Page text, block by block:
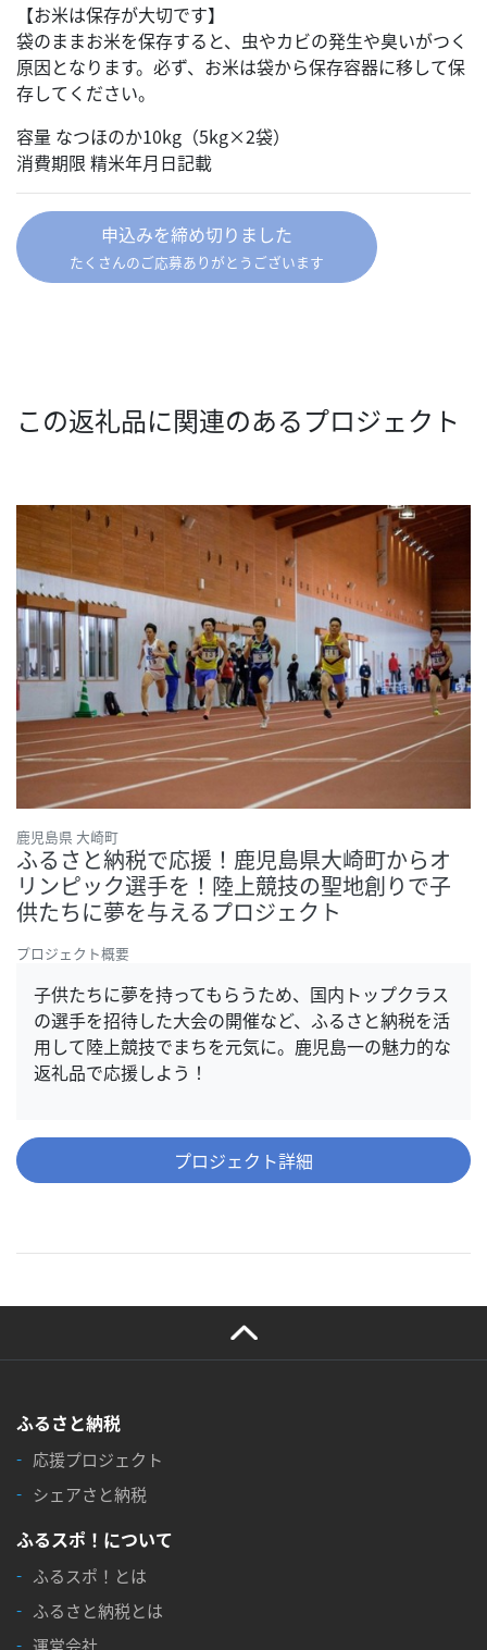
【お米は保存が大切です】
袋のままお米を保存すると、虫やカビの発生や臭いがつく
原因となります。必ず、お米は袋から保存容器に移して保
存してください。
容量 なつほのか10kg（5kg×2袋）
消費期限 精米年月日記載
申込みを締め切りました
たくさんのご応募ありがとうございます
この返礼品に関連のあるプロジェクト
鹿児島県 大崎町
ふるさと納税で応援！鹿児島県大崎町からオ
リンピック選手を！陸上競技の聖地創りで子
供たちに夢を与えるプロジェクト
プロジェクト概要
子供たちに夢を持ってもらうため、国内トップクラス
の選手を招待した大会の開催など、ふるさと納税を活
用して陸上競技でまちを元気に。鹿児島一の魅力的な
返礼品で応援しよう！
プロジェクト詳細
ふるさと納税
応援プロジェクト
シェアさと納税
ふるスポ！について
ふるスポ！とは
ふるさと納税とは
運営会社